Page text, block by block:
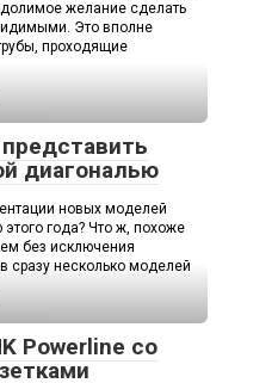
желание сделать
Это вполне
проходящие
диагональю
новых моделей
года? Что ж, похоже
без исключения
сразу несколько моделей
Powerline со